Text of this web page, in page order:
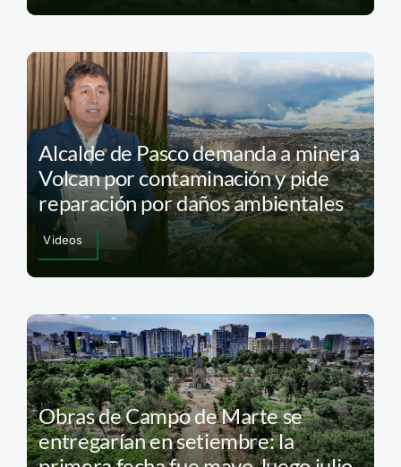
Alcalde de Pasco demanda a minera
Volcan por contaminación y pide
reparación por daños ambientales
Videos
Obras de Campo de Marte se
entregarían en setiembre: la